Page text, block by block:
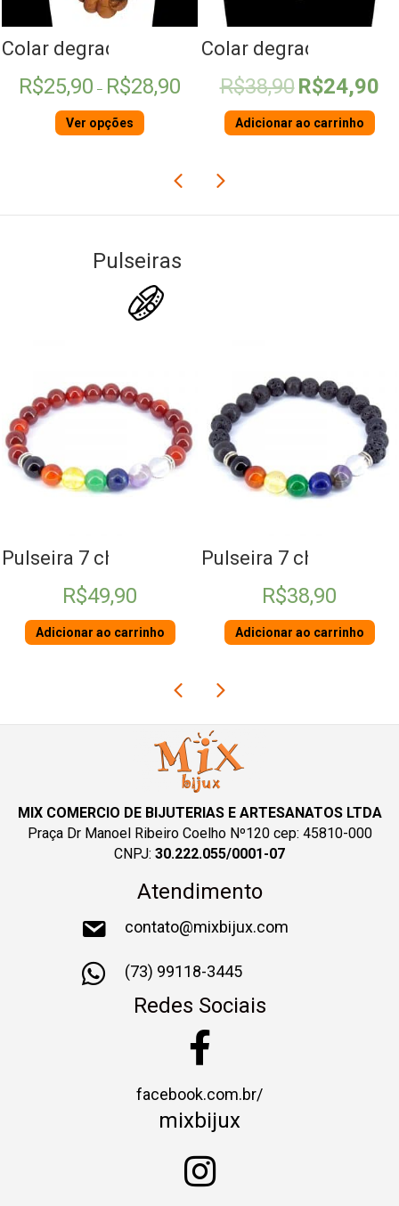
Colar degradê de Madeira
R$25,90 – R$28,90
Ver opções
Colar degradê
R$38,90 O
preço
era:
R$38,90.
R$24,90
Adicionar ao carrinho
Pulseiras
de Ágata
carrinho
Pulseira 7 chakras Vulcânica
Adicionar ao carrinho
Fora
Pulseira
MIX COMERCIO DE BIJUTERIAS E ARTESANATOS LTDA
Praça Dr Manoel Ribeiro Coelho Nº120 cep: 45810-000
CNPJ: 30.222.055/0001-07
Atendimento
contato@mixbijux.com
(73) 99118-3445
Redes Sociais
facebook.com.br/
mixbijux